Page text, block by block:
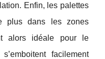
Enfin, les palettes
plus dans les zones
alors idéale pour le
facilement